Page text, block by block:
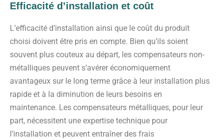
Efficacité d’installation et coût
L’efficacité d’installation ainsi que le coût du produit
choisi doivent être pris en compte. Bien qu’ils soient
souvent plus couteux au départ, les compensateurs non-
métalliques peuvent s’avérer économiquement
avantageux sur le long terme grâce à leur installation plus
rapide et à la diminution de leurs besoins en
maintenance. Les compensateurs métalliques, pour leur
part, nécessitent une expertise technique pour
l’installation et peuvent entraîner des frais